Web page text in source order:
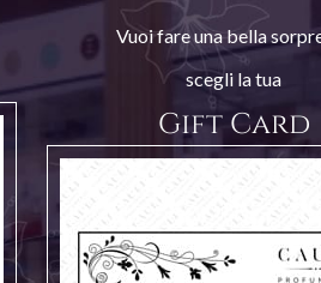
Vuoi fare una bella
scegli la tua
Gift Card